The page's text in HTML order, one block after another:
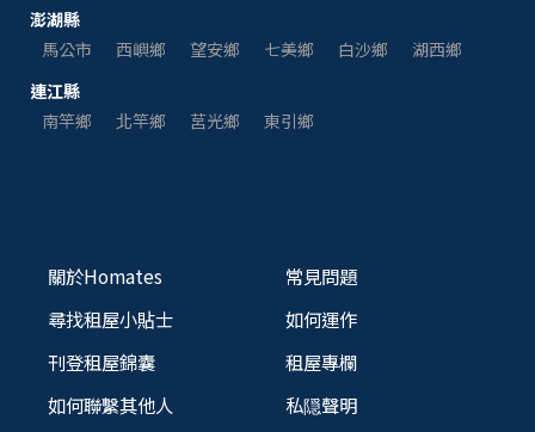
澎湖縣
馬公市
西嶼鄉 望安鄉 七美鄉 白沙鄉
湖西鄉
連江縣
南竿鄉
北竿鄉 莒光鄉 東引鄉
關於Homates
尋找租屋小貼士
刊登租屋錦囊
如何聯繫其他人
常見問題
如何運作
租屋專欄
私隠聲明